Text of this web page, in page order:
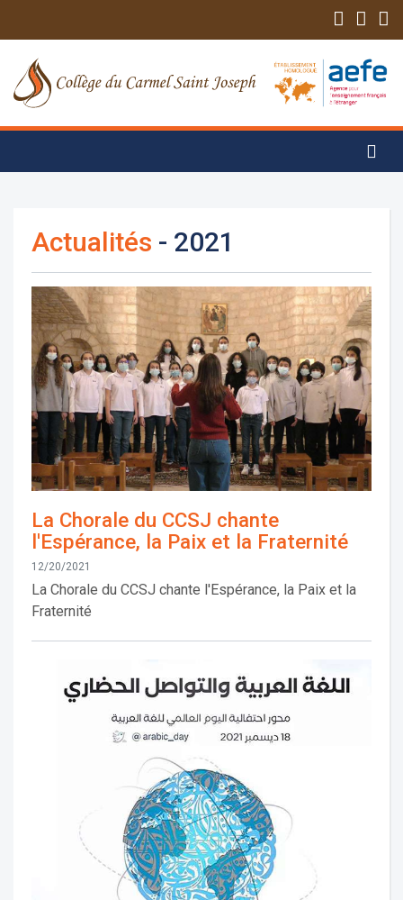
Actualités - 2021
La Chorale du CCSJ chante
l'Espérance, la Paix et la Fraternité
12/20/2021
La Chorale du CCSJ chante l'Espérance, la Paix et la
Fraternité